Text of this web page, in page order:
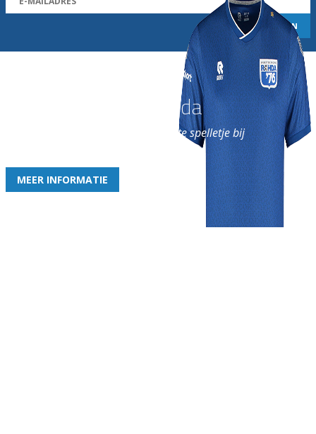
Word nu lid van Rohda
en geniet iedere week van het leukste spelletje bij
MEER INFORMATIE